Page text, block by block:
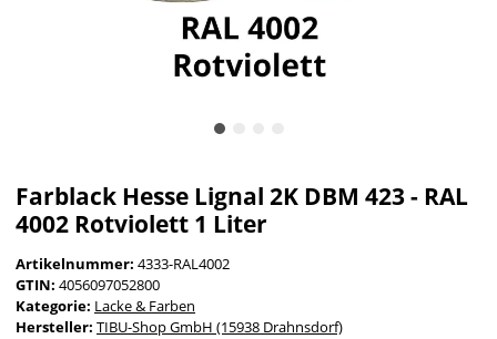
Farblack Hesse Lignal 2K DBM 423 - RAL
4002 Rotviolett 1 Liter
Artikelnummer: 4333-RAL4002
GTIN: 4056097052800
Kategorie: Lacke & Farben
Hersteller: TIBU-Shop GmbH (15938 Drahnsdorf)